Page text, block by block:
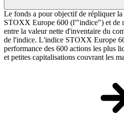
Le fonds a pour objectif de répliquer
STOXX Europe 600 (l'"indice") et de
entre la valeur nette d'inventaire du
de l'indice. L'indice STOXX Europe
performance des 600 actions les plus
et petites capitalisations couvrant les